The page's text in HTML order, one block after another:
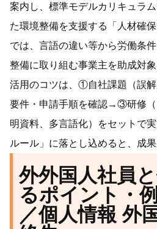
案内し、標準モデルカリキュラ
た環境整備を支援する「人材確
では、言語の違い等から労働条
整備に取り組む事業主を助成対象
活用のコツは、①自社課題（誤
要件・申請手順を確認→③研修（
明資料、多言語化）をセットで
ルール」に落とし込めると、成
外外国人社員
るポイント・
／個人情報 外